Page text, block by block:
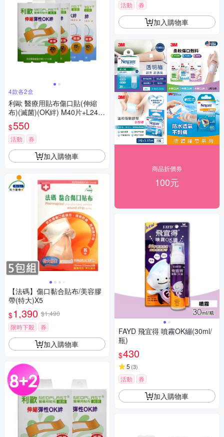
4款各2盒
利歐 醫療用貼布傷口貼(伸縮
布)(滅菌)(OK絆) M40片+L24片
+防水超薄傷口貼布(滅菌)(OK
絆) M30片+L20片
$550
活動 券
加入購物車
【法碼】傷口黏合貼布/美容膠
帶(特大)X5
$1,390 $1,490
限時下殺
券
加入購物車
活動 券
加入購物車
商品折價券
100元
FAYD 飛宜得 噴霧OK繃(30ml/
瓶)
$430
5 (3)
活動 券
加入購物車